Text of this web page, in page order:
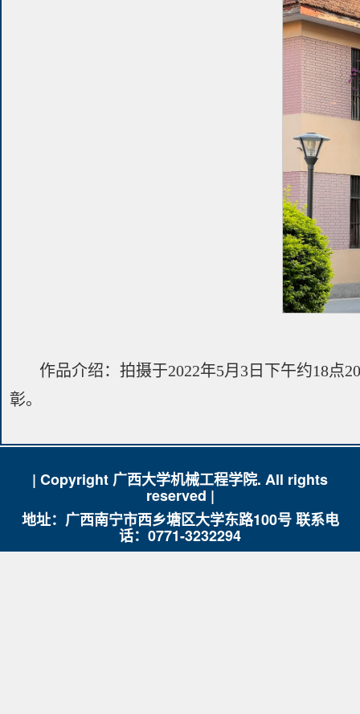
作品介绍：拍摄于2022年5月3日下午约18
彰。
| Copyright 广西大学机械工程学院. All rights
reserved |
地址：广西南宁市西乡塘区大学东路100号 联系电
话：0771-3232294